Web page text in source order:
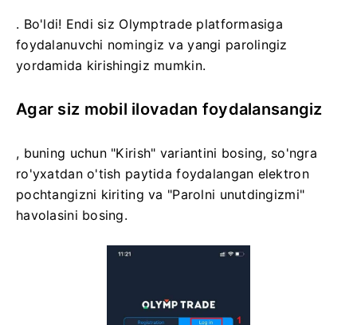
. Bo'ldi! Endi siz Olymptrade platformasiga
foydalanuvchi nomingiz va yangi parolingiz
yordamida kirishingiz mumkin.
Agar siz mobil ilovadan foydalansangiz
, buning uchun "Kirish" variantini bosing, so'ngra
ro'yxatdan o'tish paytida foydalangan elektron
pochtangizni kiriting va "Parolni unutdingizmi"
havolasini bosing.